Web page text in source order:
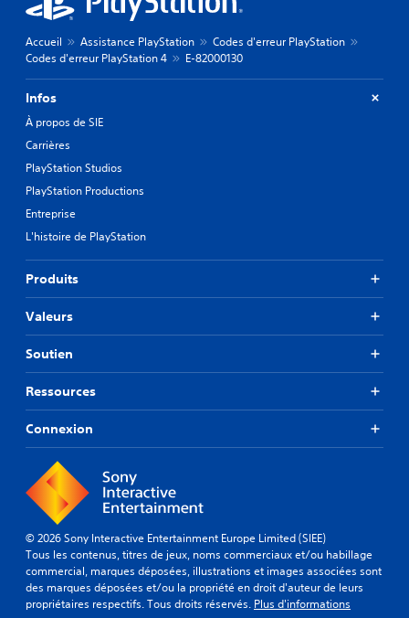
Accueil Assistance PlayStation
Codes d'erreur PlayStation
Codes d'erreur PlayStation 4
E-82000130
Infos
À propos de SIE
Carrières
PlayStation Studios
PlayStation Productions
Entreprise
L'histoire de PlayStation
Produits
Valeurs
Soutien
Ressources
Connexion
© 2026 Sony Interactive Entertainment Europe Limited (SIEE)
Tous les contenus, titres de jeux, noms commerciaux et/ou habillage
commercial, marques déposées, illustrations et images associées sont
des marques déposées et/ou la propriété en droit d'auteur de leurs
propriétaires respectifs. Tous droits réservés. Plus d'informations